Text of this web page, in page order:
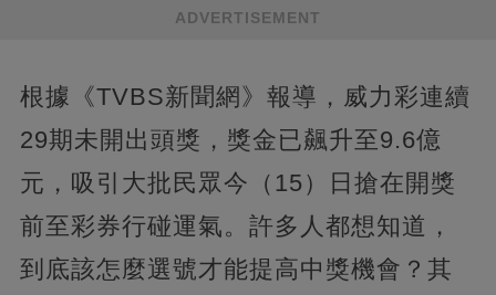
ADVERTISEMENT
根據《TVBS新聞網》報導，威力彩連續
29期未開出頭獎，獎金已飆升至9.6億
元，吸引大批民眾今（15）日搶在開獎
前至彩券行碰運氣。許多人都想知道，
到底該怎麼選號才能提高中獎機會？其